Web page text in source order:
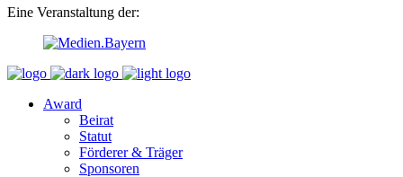
Eine Veranstaltung der:
Award
Beirat
Statut
Förderer & Träger
Sponsoren